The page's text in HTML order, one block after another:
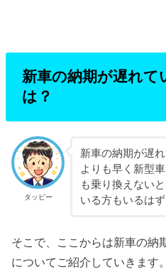
新車の納期が遅れて
は？
タッピー
新車の納期が遅
よりも早く新型
も乗り換えない
いる方もいるはず
そこで、ここからは新車の納
についてご紹介していきます。